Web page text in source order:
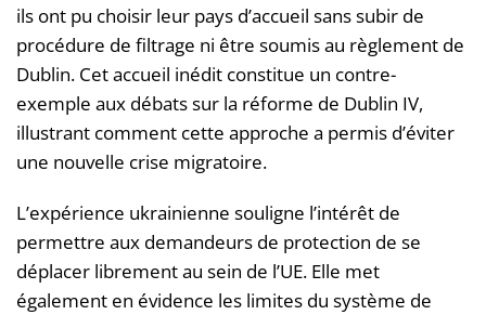
ils ont pu choisir leur pays d’accueil sans subir de
procédure de filtrage ni être soumis au règlement de
Dublin. Cet accueil inédit constitue un contre-
exemple aux débats sur la réforme de Dublin IV,
illustrant comment cette approche a permis d’éviter
une nouvelle crise migratoire.
L’expérience ukrainienne souligne l’intérêt de
permettre aux demandeurs de protection de se
déplacer librement au sein de l’UE. Elle met
également en évidence les limites du système de